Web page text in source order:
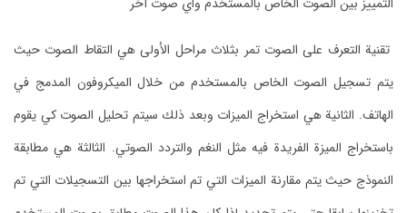
تقنية التعرف على الصوت تمر بثلاث مراحل الأولى هي التقاط الصوت حيث
يتم تسجيل الصوت الخاص بالمستخدم من خلال الميكروفون المدمج في
الهاتف. الثانية هي استخراج الميزات وبعد ذلك سيتم تحليل الصوت كي يقوم
باستخراج الميزة الفريدة فيه مثل النغم والتردد الصوتي. الثالثة هي مطابقة
النموذج حيث يتم مقارنة الميزات التي تم استخراجها بين التسجيلات التي تم